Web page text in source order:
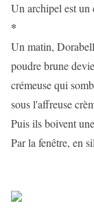
Un archipel est un
*
Un matin,
poudre brune
crémeuse qui
sous l'affreuse
Puis ils boivent
Par la fenêtre, en